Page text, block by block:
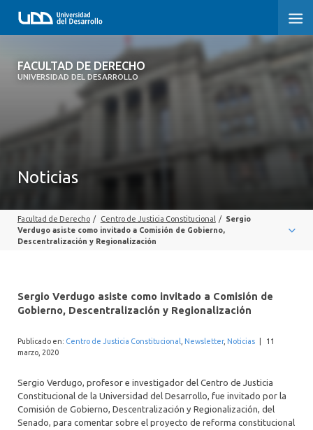
FACULTAD DE DERECHO
UNIVERSIDAD DEL DESARROLLO
FACULTAD DE DERECHO
SOBRE LA FACULTAD
PROFESORES
INTERNACIONAL
Noticias
Facultad de Derecho / Centro de Justicia Constitucional / Sergio
Verdugo asiste como invitado a Comisión de Gobierno,
Descentralización y Regionalización
Sergio Verdugo asiste como invitado a Comisión de
Gobierno, Descentralización y Regionalización
Publicado en: Centro de Justicia Constitucional Newsletter, Noticias
11
marzo, 2020
Sergio Verdugo, profesor e investigador del Centro de Justicia
Constitucional de la Universidad del Desarrollo, fue invitado por la
Comisión de Gobierno, Descentralización y Regionalización, del
Senado, para comentar sobre el proyecto de reforma constitucional